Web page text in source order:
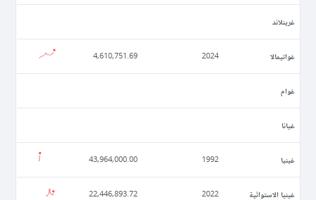
غرينلاند
غواتيمالا 2024
4,610,751.69
غوام
غيانا
غينيا 1992
43,964,000.00
غينيا الاستوائية 2022
22,446,893.72